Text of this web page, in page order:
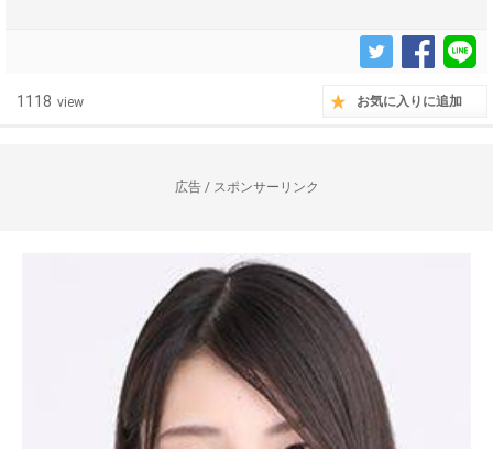
1118 view お気に入りに追加
広告 / スポンサーリンク